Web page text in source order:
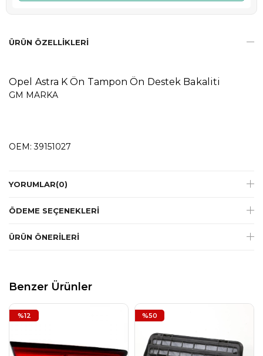
ÜRÜN ÖZELLIKLERI
Opel Astra K Ön Tampon Ön Destek Bakaliti
GM MARKA
OEM: 39151027
YORUMLAR(0)
ÖDEME SEÇENEKLERI
ÜRÜN ÖNERILERI
Benzer Ürünler
%12 %50